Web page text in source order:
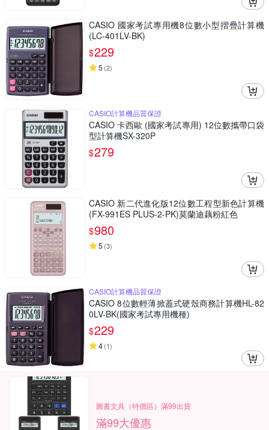
CASIO 國家考試專用機8位數小型摺疊計算機
(LC-401LV-BK)
$229
5 (2)
CASIO計算機品質保證
CASIO 卡西歐 (國家考試專用) 12位數攜帶口袋
型計算機SX-320P
$279
CASIO 新二代進化版12位數工程型新色計算機
(FX-991ES PLUS-2-PK)莫蘭迪藕粉紅色
$980
5 (3)
CASIO計算機品質保證
CASIO 8位數輕薄掀蓋式硬殼商務計算機HL-82
0LV-BK(國家考試專用機種)
$229
4(1)
圖書文具（特價區）滿99出貨
滿99大優惠